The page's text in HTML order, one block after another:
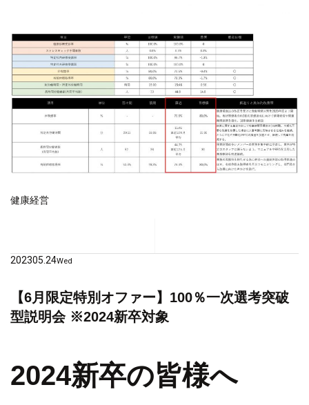
健康経営
202305.24Wed
【6月限定特別オファー】100％一次選考突破
型説明会 ※2024新卒対象
2024新卒の皆様へ